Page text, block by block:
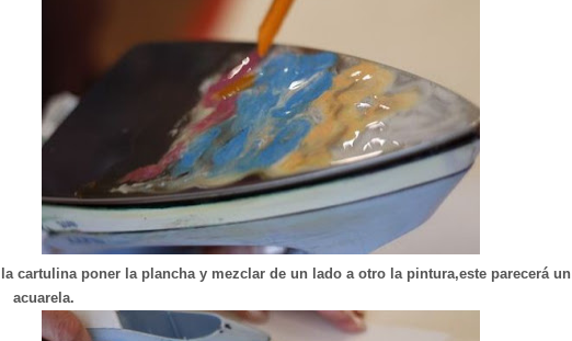
cartulina poner la plancha y mezclar de un lado a otro la pintura,este parecerá un
acuarela.